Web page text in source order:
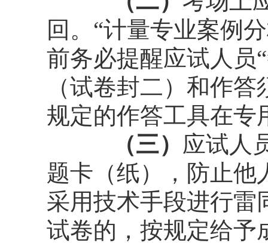
回。“计量专业案例
前务必提醒应试人员
（试卷封二）和作
规定的作答工具在专
（三） 应试人
题卡（纸），防止他
采用技术手段进行雷
试卷的，按规定给予